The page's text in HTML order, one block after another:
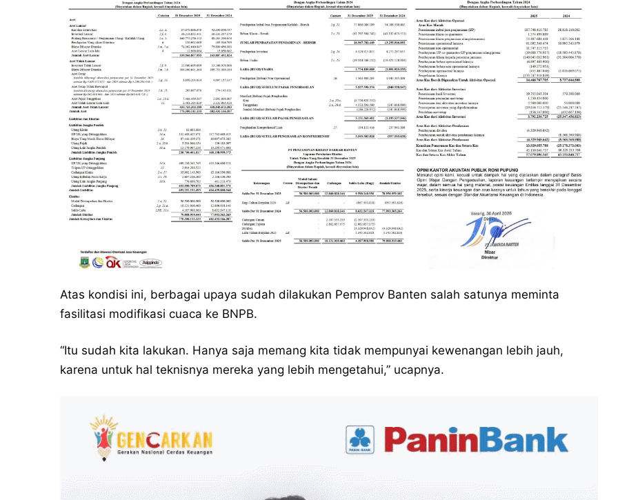
Atas kondisi ini, berbagai upaya sudah dilakukan Pemprov Banten salah satunya meminta
fasilitasi modifikasi cuaca ke BNPB.
“Itu sudah kita lakukan. Hanya saja memang kita tidak mempunyai kewenangan lebih jauh,
karena untuk hal teknisnya mereka yang lebih mengetahui,” ucapnya.